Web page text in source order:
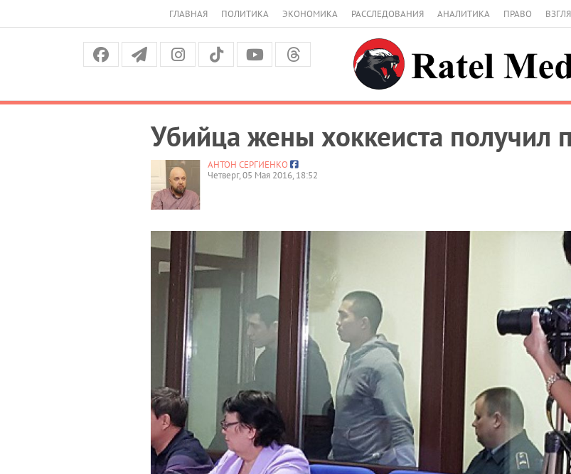
ГЛАВНАЯ ПОЛИТИКА ЭКОНОМИКА РАССЛЕДОВАНИЯ АНАЛИТИКА ПРАВО
Убийца жены хоккеиста получил
АНТОН СЕРГИЕНКО
Четверг, 05 Мая 2016, 18:52